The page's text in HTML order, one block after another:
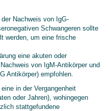
Nachweis von IgG-
Schwangeren sollte
werden, um eine frische
eine akuten oder
von IgM-Antikörper und
Antikörper) empfohlen.
in der Vergangenheit
oder Jahren), wohingegen
stattgefundene